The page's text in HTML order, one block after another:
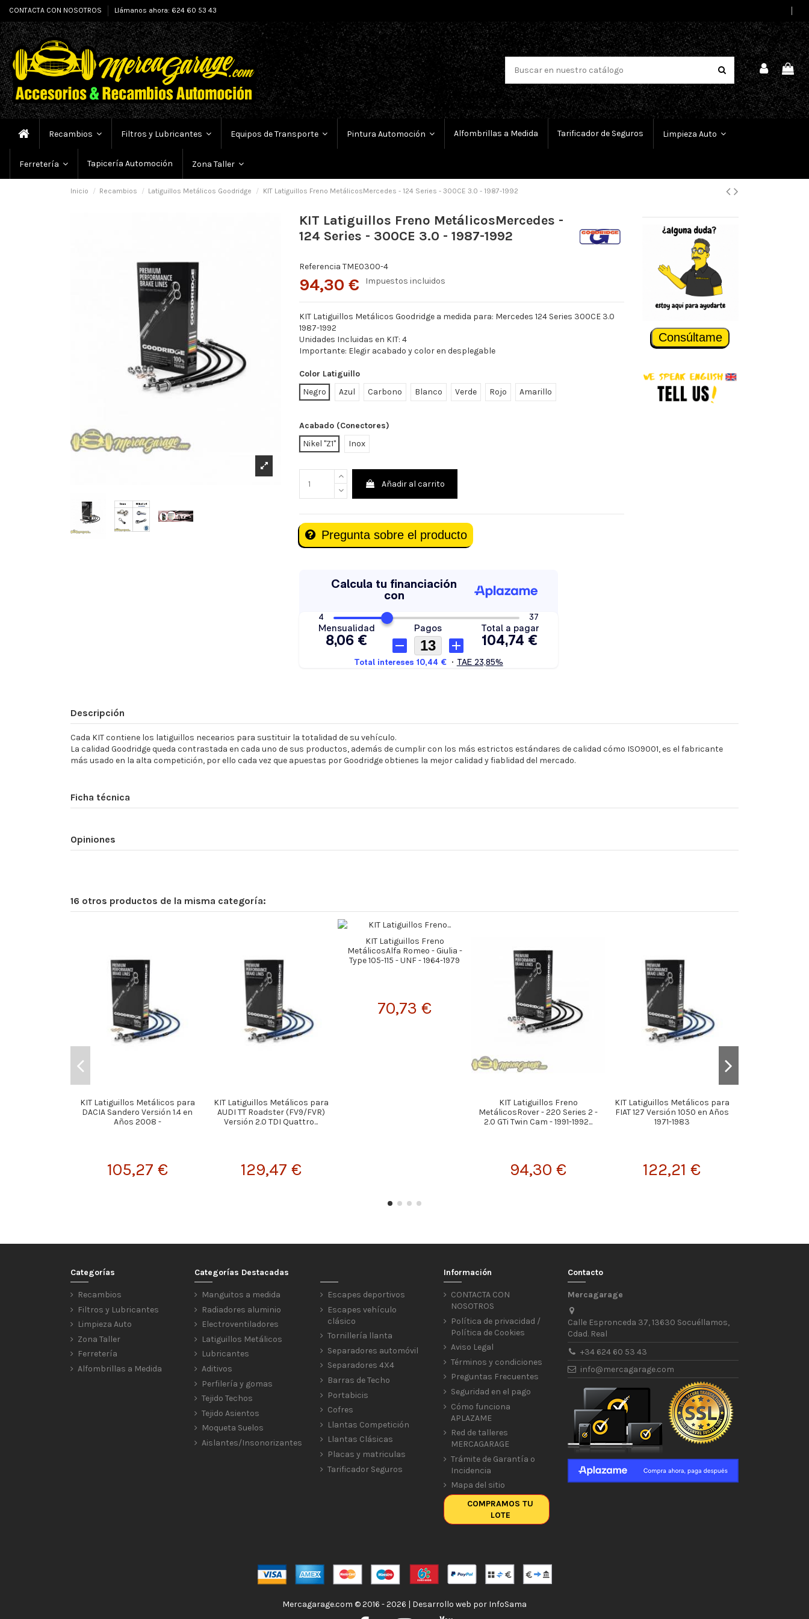
CONTACTA CON NOSOTROS Llámanos ahora: 624 60 53 43
Recambios Filtros y Lubricantes Equipos de Transporte Pintura Automoción Alfombrillas a Medida Tarificador de Seguros Limpieza Auto
Ferretería Tapicería Automoción Zona Taller
Inicio Recambios Latiguillos Metálicos Goodridge KIT Latiguillos Freno MetálicosMercedes - 124 Series - 300CE 3.0 - 1987-1992
KIT Latiguillos Freno MetálicosMercedes -
124 Series - 300CE 3.0 - 1987-1992
Referencia TME0300-4
94,30 € Impuestos incluidos
KIT Latiguillos Metálicos Goodridge a medida para: Mercedes 124 Series 300CE 3.0
1987-1992
Unidades Incluidas en KIT: 4
Importante: Elegir acabado y color en desplegable
Color Latiguillo
Negro
Azul Carbono Blanco Verde Rojo Amarillo
Acabado (Conectores)
Nikel "Z1"
Inox
Añadir al carrito
Pregunta sobre el producto
Consúltame
Descripción
Cada KIT contiene los latiguillos necearios para sustituir la totalidad de su vehículo.
La calidad Goodridge queda contrastada en cada uno de sus productos, además de cumplir con los más estrictos estándares de calidad cómo ISO9001, es el fabricante
más usado en la alta competición, por ello cada vez que apuestas por Goodridge obtienes la mejor calidad y fiablidad del mercado.
Ficha técnica
Opiniones
16 otros productos de la misma categoría:
KIT Latiguillos Metálicos para
DACIA Sandero Versión 1.4 en
Años 2008 -
105,27 €
KIT Latiguillos Metálicos para
AUDI TT Roadster (FV9/FVR)
Versión 2.0 TDI Quattro...
129,47 €
KIT Latiguillos Freno
MetálicosAlfa Romeo - Giulia -
Type 105-115 - UNF - 1964-1979
70,73 €
KIT Latiguillos Freno
MetálicosRover - 220 Series 2 -
2.0 GTi Twin Cam - 1991-1992...
94,30 €
KIT Latiguillos Metálicos para
FIAT 127 Versión 1050 en Años
1971-1983
122,21 €
Categorías
Recambios
Filtros y Lubricantes
Limpieza Auto
Zona Taller
Ferretería
Alfombrillas a Medida
Categorías Destacadas
Manguitos a medida
Radiadores aluminio
Electroventiladores
Latiguillos Metálicos
Lubricantes
Aditivos
Perfilería y gomas
Tejido Techos
Tejido Asientos
Moqueta Suelos
Aislantes/Insonorizantes
Escapes deportivos
Escapes vehículo
clásico
Tornillería llanta
Separadores automóvil
Separadores 4X4
Barras de Techo
Portabicis
Cofres
Llantas Competición
Llantas Clásicas
Placas y matriculas
Tarificador Seguros
Información
CONTACTA CON
NOSOTROS
Política de privacidad /
Política de Cookies
Aviso Legal
Términos y condiciones
Preguntas Frecuentes
Seguridad en el pago
Cómo funciona
APLAZAME
Red de talleres
MERCAGARAGE
Trámite de Garantía o
Incidencia
Mapa del sitio
COMPRAMOS TU
LOTE
Contacto
Mercagarage
Calle Espronceda 37, 13630 Socuéllamos,
Cdad. Real
+34 624 60 53 43
info@mercagarage.com
Mercagarage.com © 2016 - 2026 | Desarrollo web por InfoSama